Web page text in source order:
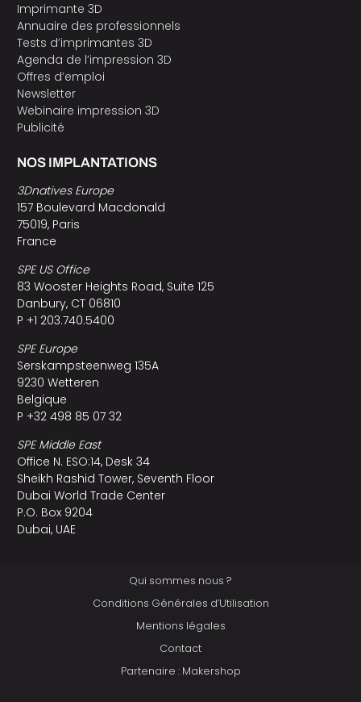
Imprimante 3D
Annuaire des professionnels
Tests d’imprimantes 3D
Agenda de l’impression 3D
Offres d’emploi
Newsletter
Webinaire impression 3D
Publicité
NOS IMPLANTATIONS
3Dnatives Europe
157 Boulevard Macdonald
75019, Paris
France
SPE US Office
83 Wooster Heights Road, Suite 125
Danbury, CT 06810
P +1 203.740.5400
SPE Europe
Serskampsteenweg 135A
9230 Wetteren
Belgique
P +32 498 85 07 32
SPE Middle East
Office N. ESO:14, Desk 34
Sheikh Rashid Tower, Seventh Floor
Dubai World Trade Center
P.O. Box 9204
Dubai, UAE
Qui sommes nous ?
Conditions Générales d’Utilisation
Mentions légales
Contact
Partenaire : Makershop